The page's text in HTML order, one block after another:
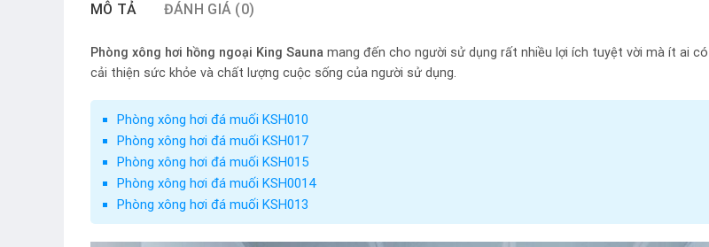
MÔ TẢ ĐÁNH GIÁ (0)
Phòng xông hơi hồng ngoại King Sauna mang đến cho người sử dụng rất nhiều lợi ích tuyệt vời mà ít ai
cải thiện sức khỏe và chất lượng cuộc sống của người sử dụng.
Phòng xông hơi đá muối KSH010
Phòng xông hơi đá muối KSH017
Phòng xông hơi đá muối KSH015
Phòng xông hơi đá muối KSH0014
Phòng xông hơi đá muối KSH013